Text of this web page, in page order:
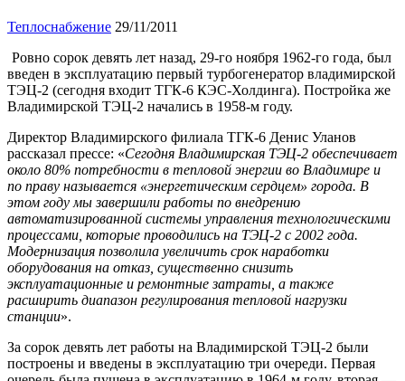
Теплоснабжение 29/11/2011
Ровно сорок девять лет назад, 29-го ноября 1962-го года, был
введен в эксплуатацию первый турбогенератор владимирской
ТЭЦ-2 (сегодня входит ТГК-6 КЭС-Холдинга). Постройка же
Владимирской ТЭЦ-2 начались в 1958-м году.
Директор Владимирского филиала ТГК-6 Денис Уланов
рассказал прессе: «Сегодня Владимирская ТЭЦ-2 обеспечивает
около 80% потребности в тепловой энергии во Владимире и
по праву называется «энергетическим сердцем» города. В
этом году мы завершили работы по внедрению
автоматизированной системы управления технологическими
процессами, которые проводились на ТЭЦ-2 с 2002 года.
Модернизация позволила увеличить срок наработки
оборудования на отказ, существенно снизить
эксплуатационные и ремонтные затраты, а также
расширить диапазон регулирования тепловой нагрузки
станции».
За сорок девять лет работы на Владимирской ТЭЦ-2 были
построены и введены в эксплуатацию три очереди. Первая